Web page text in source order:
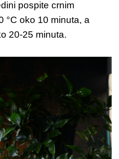
pospite crnim
°C oko 10 minuta, a
20-25 minuta.